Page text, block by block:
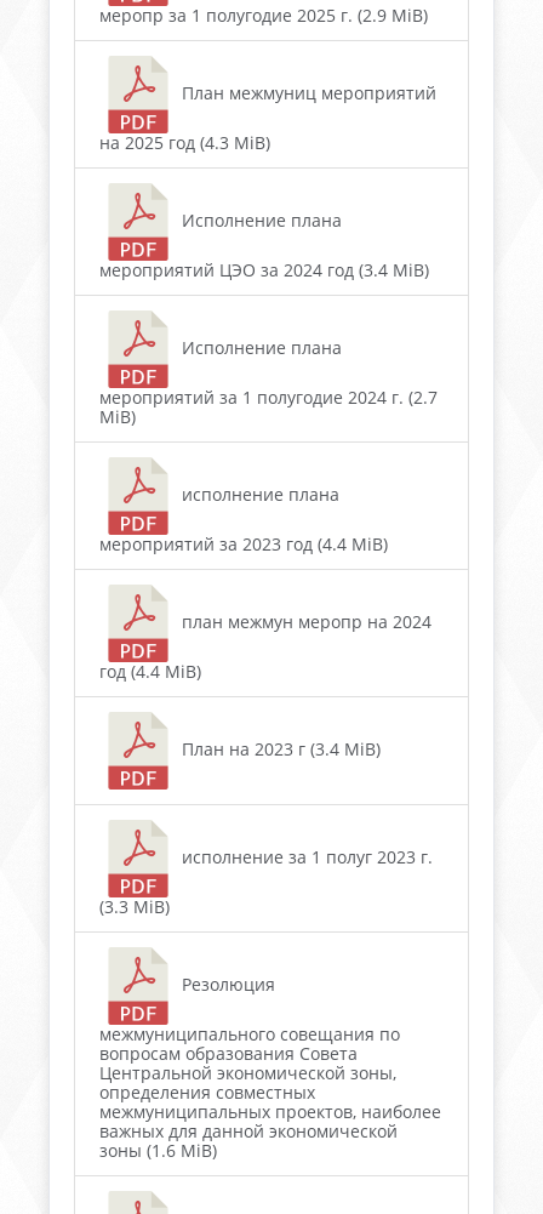
меропр за 1 полугодие 2025 г. (2.9 MiB)
План межмуниц мероприятий
на 2025 год (4.3 MiB)
Исполнение плана
мероприятий ЦЭО за 2024 год (3.4 MiB)
Исполнение плана
мероприятий за 1 полугодие 2024 г. (2.7
MiB)
исполнение плана
мероприятий за 2023 год (4.4 MiB)
план межмун меропр на 2024
год (4.4 MiB)
План на 2023 г (3.4 MiB)
исполнение за 1 полуг 2023 г.
(3.3 MiB)
Резолюция
межмуниципального совещания по
вопросам образования Совета
Центральной экономической зоны,
определения совместных
межмуниципальных проектов, наиболее
важных для данной экономической
зоны (1.6 MiB)